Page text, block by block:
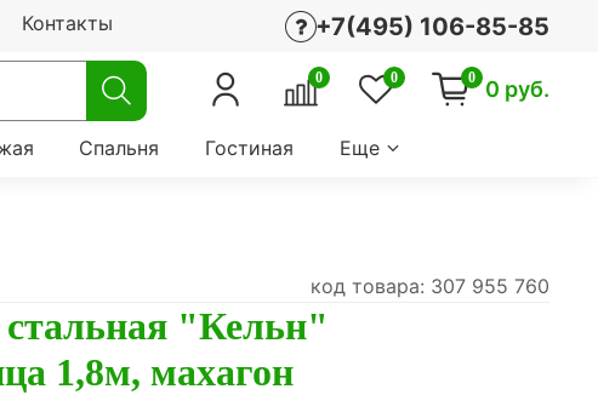
Контакты +7(495) 106-85-85
0 0 0 0 руб.
Спальня Гостиная Еще
"Кельн"
1,8м, махагон
код товара: 307 955 760